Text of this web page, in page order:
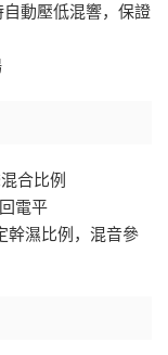
動壓低混響，保證
合比例
電平
幹濕比例，混音參